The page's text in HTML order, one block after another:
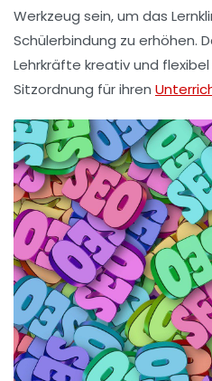
Werkzeug sein, um das
Schülerbindung zu erhöhen.
Lehrkräfte kreativ und
Sitzordnung für ihren